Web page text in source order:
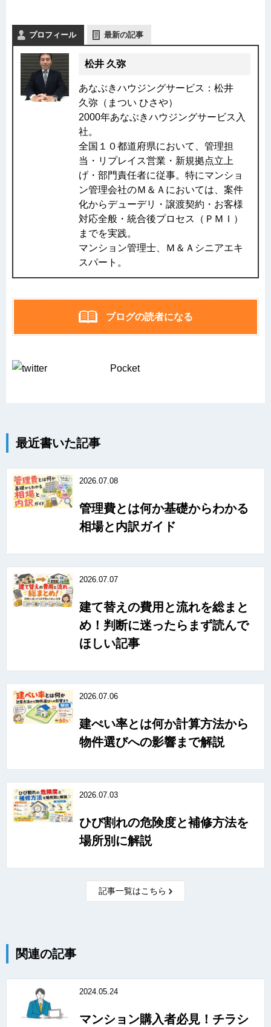
プロフィール 最新の記事
松井 久弥
あなぶきハウジングサービス：松井
久弥（まつい ひさや）
2000年あなぶきハウジングサービス入
社。
全国１０都道府県において、管理担
当・リプレイス営業・新規拠点立上
げ・部門責任者に従事。特にマンショ
ン管理会社のＭ＆Ａにおいては、案件
化からデューデリ・譲渡契約・お客様
対応全般・統合後プロセス（ＰＭＩ）
までを実践。
マンション管理士、Ｍ＆Ａシニアエキ
スパート。
ブログの読者になる
Pocket
最近書いた記事
2026.07.08
管理費とは何か基礎からわかる
相場と内訳ガイド
2026.07.07
建て替えの費用と流れを総まと
め！判断に迷ったらまず読んで
ほしい記事
2026.07.06
建ぺい率とは何か計算方法から
物件選びへの影響まで解説
2026.07.03
ひび割れの危険度と補修方法を
場所別に解説
記事一覧はこちら
関連の記事
2024.05.24
マンション購入者必見！チラシ